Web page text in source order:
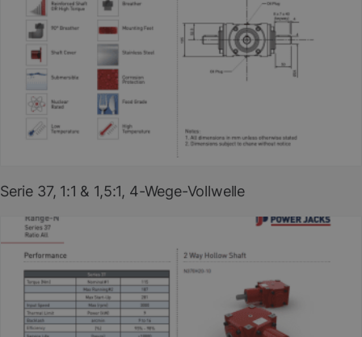
PDF herunterladen
Serie 37, 1:1 & 1,5:1, 4-Wege-Vollwelle